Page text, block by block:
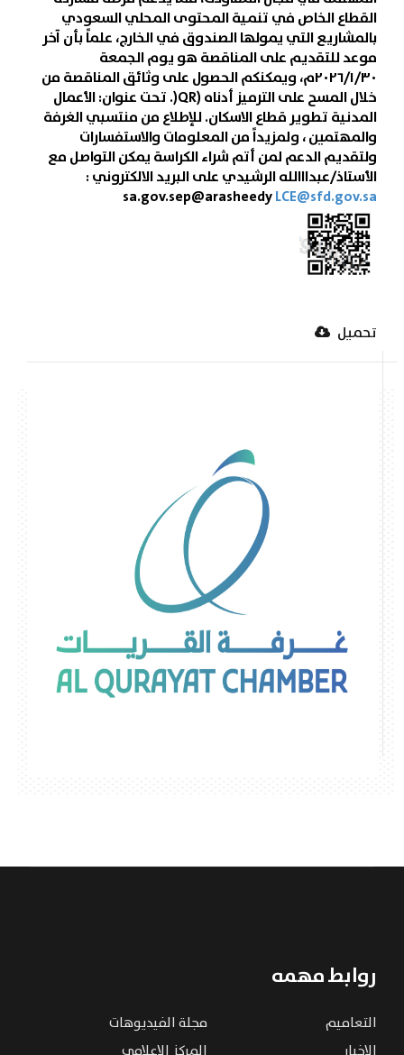
القطاع الخاص في تنمية المحتوى المحلي السعودي
بالمشاريع التي يمولها الصندوق في الخارج، علماً بأن آخر
موعد للتقديم على المناقصة هو يوم الجمعة
٢٠٢٦/١/٣٠م، ويمكنكم الحصول على وثائق المناقصة من
خلال المسح على الترميز أدناه (QR(. تحت عنوان: الأعمال
المدنية تطوير قطاع الاسكان. للإطلاع من منتسبي الغرفة
والمهتمين ، ولمزيداً من المعلومات والاستفسارات
ولتقديم الدعم لمن أتم شراء الكراسة يمكن التواصل مع
الأستاذ/عبدااالله الرشيدي على البريد الالكتروني :
sa.gov.sep@arasheedyLCE@sfd.gov.sa
تحميل
روابط مهمه
التعاميم
مجلة الفيديوهات